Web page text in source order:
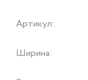
Артикул:
Ширина: